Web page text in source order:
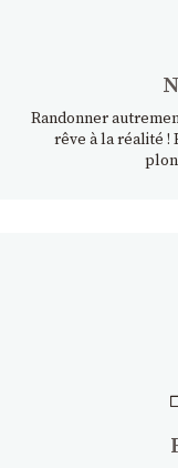
Randonner
rêve à la réalité !